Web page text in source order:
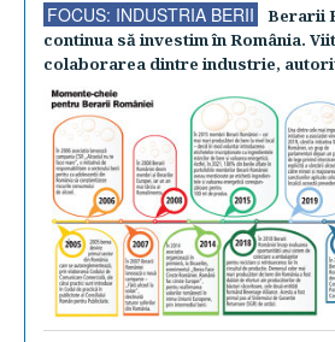
FOCUS: INDUSTRIA BERII
Berarii
continua să investim în România.
colaborarea dintre industrie,